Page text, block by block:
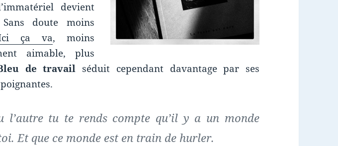
devient
Sans doute moins
ça va, moins
aimable, plus
de travail séduit cependant davantage par ses
l’autre tu te rends compte qu’il y a un monde
Et que ce monde est en train de hurler.